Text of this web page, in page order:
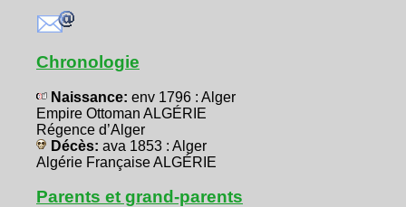
Chronologie
Naissance: env 1796 : Alger
Empire Ottoman ALGÉRIE
Régence d’Alger
Décès: ava 1853 : Alger
Algérie Française ALGÉRIE
Parents et grand-parents